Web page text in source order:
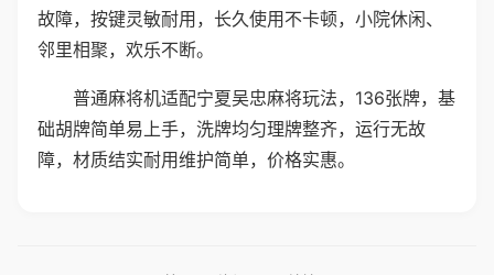
故障，按键灵敏耐用，长久使用不卡顿，小院休闲、
邻里相聚，欢乐不断。
普通麻将机适配宁夏吴忠麻将玩法，136张牌，基
础胡牌简单易上手，洗牌均匀理牌整齐，运行无故
障，材质结实耐用维护简单，价格实惠。